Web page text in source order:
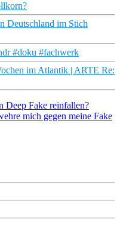
Deutschland im Stich
#doku #fachwerk
im Atlantik | ARTE Re:
Deep Fake reinfallen?
mich gegen meine Fake